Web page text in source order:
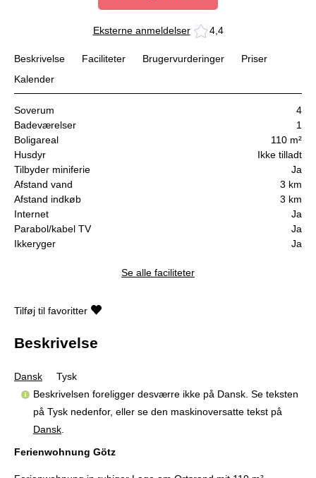
Eksterne anmeldelser 4,4
Beskrivelse Faciliteter Brugervurderinger
Priser
Kalender
Soverum
4
Badeværelser
1
Boligareal
110 m²
Husdyr
Ikke tilladt
Tilbyder miniferie
Ja
Afstand vand
3 km
Afstand indkøb
3 km
Internet
Ja
Parabol/kabel TV
Ja
Ikkeryger
Ja
Se alle faciliteter
Tilføj til favoritter
Beskrivelse
Dansk
Tysk
Beskrivelsen foreligger desværre ikke på Dansk. Se teksten
på Tysk nedenfor, eller se den maskinoversatte tekst på
Dansk
Ferienwohnung Götz